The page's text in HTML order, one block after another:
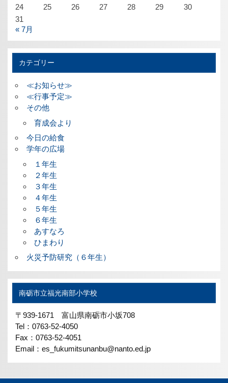
24
25 26 27 28 29
30
31
« 7月
カテゴリー
≪お知らせ≫
≪行事予定≫
その他
育成会より
今日の給食
学年の広場
１年生
２年生
３年生
４年生
５年生
６年生
あすなろ
ひまわり
火災予防研究（６年生）
南砺市立福光南部小学校
〒939-1671 富山県南砺市小坂708
Tel：0763-52-4050
Fax：0763-52-4051
Email：es_fukumitsunanbu@nanto.ed.jp